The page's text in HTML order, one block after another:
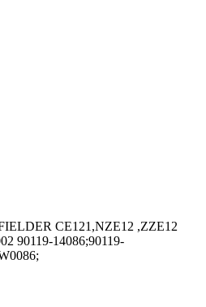
CE121,NZE12 ,ZZE12
90119-14086;90119-